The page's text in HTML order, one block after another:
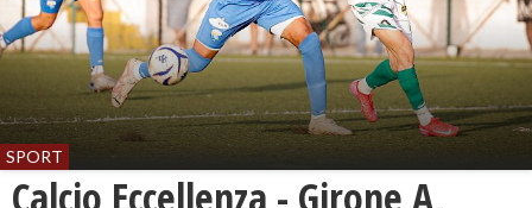
SPORT